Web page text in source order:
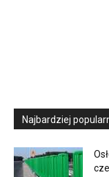
Najbardziej